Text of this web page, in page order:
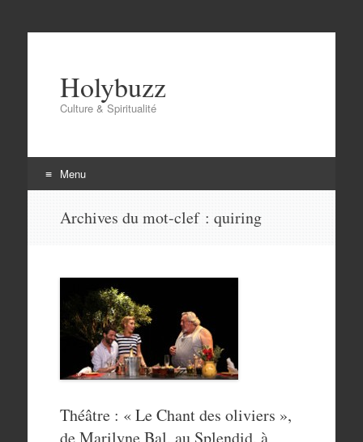
Holybuzz
Culture & Spiritualité
Menu
Archives du mot-clef : quiring
Théâtre : « Le Chant des oliviers »,
de Marilyne Bal, au Splendid, à